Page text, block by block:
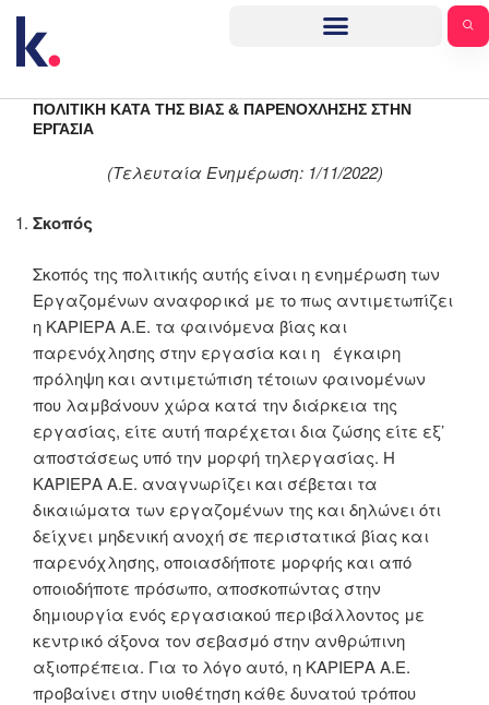
ΠΟΛΙΤΙΚΉ ΚΑΤΆ ΤΗΣ ΒΊΑΣ & ΠΑΡΕΝΌΧΛΗΣΗΣ ΣΤΗΝ
ΕΡΓΑΣΊΑ
(Τελευταία Ενημέρωση: 1/11/2022)
Σκοπός
Σκοπός της πολιτικής αυτής είναι η ενημέρωση των
Εργαζομένων αναφορικά με το πως αντιμετωπίζει
η ΚΑΡΙΕΡΑ Α.Ε. τα φαινόμενα βίας και
παρενόχλησης στην εργασία και η έγκαιρη
πρόληψη και αντιμετώπιση τέτοιων φαινομένων
που λαμβάνουν χώρα κατά την διάρκεια της
εργασίας, είτε αυτή παρέχεται δια ζώσης είτε εξ’
αποστάσεως υπό την μορφή τηλεργασίας. H
KΑΡΙΕΡΑ Α.Ε. αναγνωρίζει και σέβεται τα
δικαιώματα των εργαζομένων της και δηλώνει ότι
δείχνει μηδενική ανοχή σε περιστατικά βίας και
παρενόχλησης, οποιασδήποτε μορφής και από
οποιοδήποτε πρόσωπο, αποσκοπώντας στην
δημιουργία ενός εργασιακού περιβάλλοντος με
κεντρικό άξονα τον σεβασμό στην ανθρώπινη
αξιοπρέπεια. Για το λόγο αυτό, η KΑΡΙΕΡΑ Α.Ε.
προβαίνει στην υιοθέτηση κάθε δυνατού τρόπου